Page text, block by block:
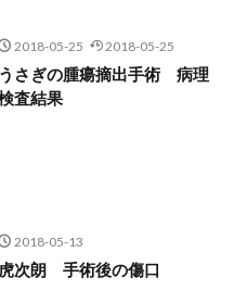
2018-05-25 2018-05-25
うさぎの腫瘍摘出手術 病理
査結果
2018-05-13
虎次朗 手術後の傷口